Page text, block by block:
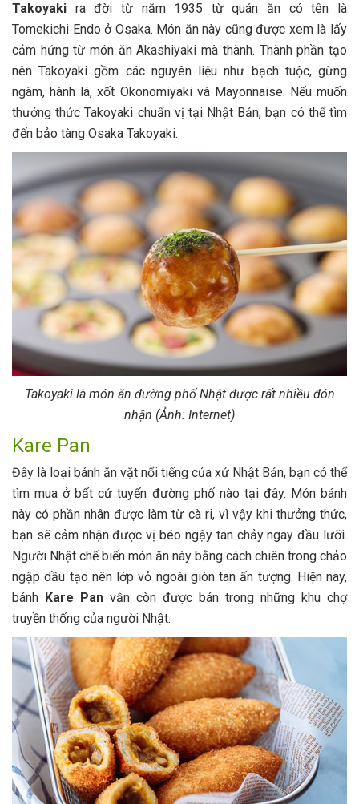
Takoyaki ra đời từ năm 1935 từ quán ăn có tên là
Tomekichi Endo ở Osaka. Món ăn này cũng được xem là lấy
cảm hứng từ món ăn Akashiyaki mà thành. Thành phần tạo
nên Takoyaki gồm các nguyên liệu như bạch tuộc, gừng
ngâm, hành lá, xốt Okonomiyaki và Mayonnaise. Nếu muốn
thưởng thức Takoyaki chuẩn vị tại Nhật Bản, bạn có thể tìm
đến bảo tàng Osaka Takoyaki.
Takoyaki là món ăn đường phố Nhật được rất nhiều đón
nhận (Ảnh: Internet)
Kare Pan
Đây là loại bánh ăn vặt nổi tiếng của xứ Nhật Bản, bạn có thể
tìm mua ở bất cứ tuyến đường phố nào tại đây. Món bánh
này có phần nhân được làm từ cà ri, vì vậy khi thưởng thức,
bạn sẽ cảm nhận được vị béo ngậy tan chảy ngay đầu lưỡi.
Người Nhật chế biến món ăn này bằng cách chiên trong chảo
ngập dầu tạo nên lớp vỏ ngoài giòn tan ấn tượng. Hiện nay,
bánh Kare Pan vẫn còn được bán trong những khu chợ
truyền thống của người Nhật.